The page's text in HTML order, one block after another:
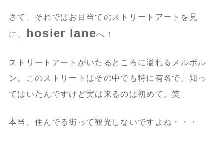
さて、それではお目当てのストリートアートを見
に、 hosier laneへ！
ストリートアートがいたるところに溢れるメルボル
ン。このストリートはその中でも特に有名で、知っ
てはいたんですけど実は来るのは初めて。笑
本当、住んでる街って観光しないですよね・・・